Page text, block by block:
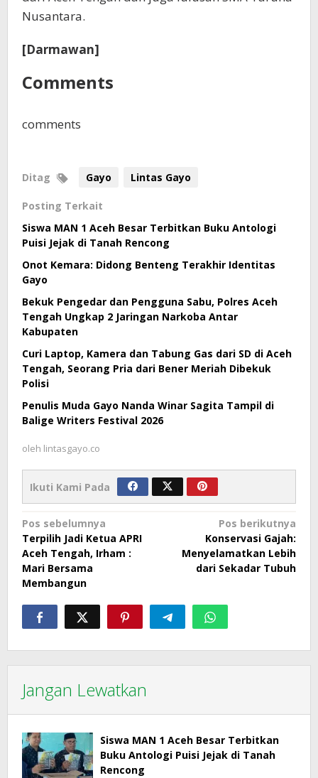
Nusantara.
[Darmawan]
Comments
comments
Ditag Gayo Lintas Gayo
Posting Terkait
Siswa MAN 1 Aceh Besar Terbitkan Buku Antologi
Puisi Jejak di Tanah Rencong
Onot Kemara: Didong Benteng Terakhir Identitas
Gayo
Bekuk Pengedar dan Pengguna Sabu, Polres Aceh
Tengah Ungkap 2 Jaringan Narkoba Antar
Kabupaten
Curi Laptop, Kamera dan Tabung Gas dari SD di Aceh
Tengah, Seorang Pria dari Bener Meriah Dibekuk
Polisi
Penulis Muda Gayo Nanda Winar Sagita Tampil di
Balige Writers Festival 2026
oleh lintasgayo.co
Ikuti Kami Pada
Navigasi
pos
Pos sebelumnya
Terpilih Jadi Ketua APRI
Aceh Tengah, Irham :
Mari Bersama
Membangun
Pos berikutnya
Konservasi Gajah:
Menyelamatkan Lebih
dari Sekadar Tubuh
Jangan Lewatkan
Siswa MAN 1 Aceh Besar Terbitkan
Buku Antologi Puisi Jejak di Tanah
Rencong